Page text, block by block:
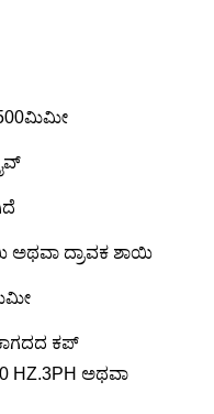
ಅಥವಾ ದ್ರಾವಕ ಶಾಯಿ
ಕಪ್
HZ.3PH ಅಥವಾ